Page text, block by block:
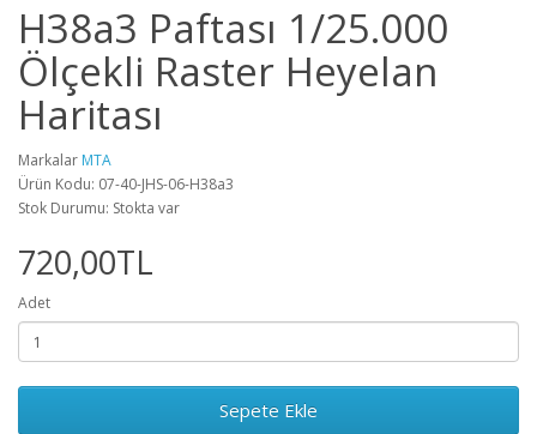
H38a3 Paftası 1/25.000
Ölçekli Raster Heyelan
Haritası
Markalar MTA
Ürün Kodu: 07-40-JHS-06-H38a3
Stok Durumu: Stokta var
720,00TL
Adet
Sepete Ekle